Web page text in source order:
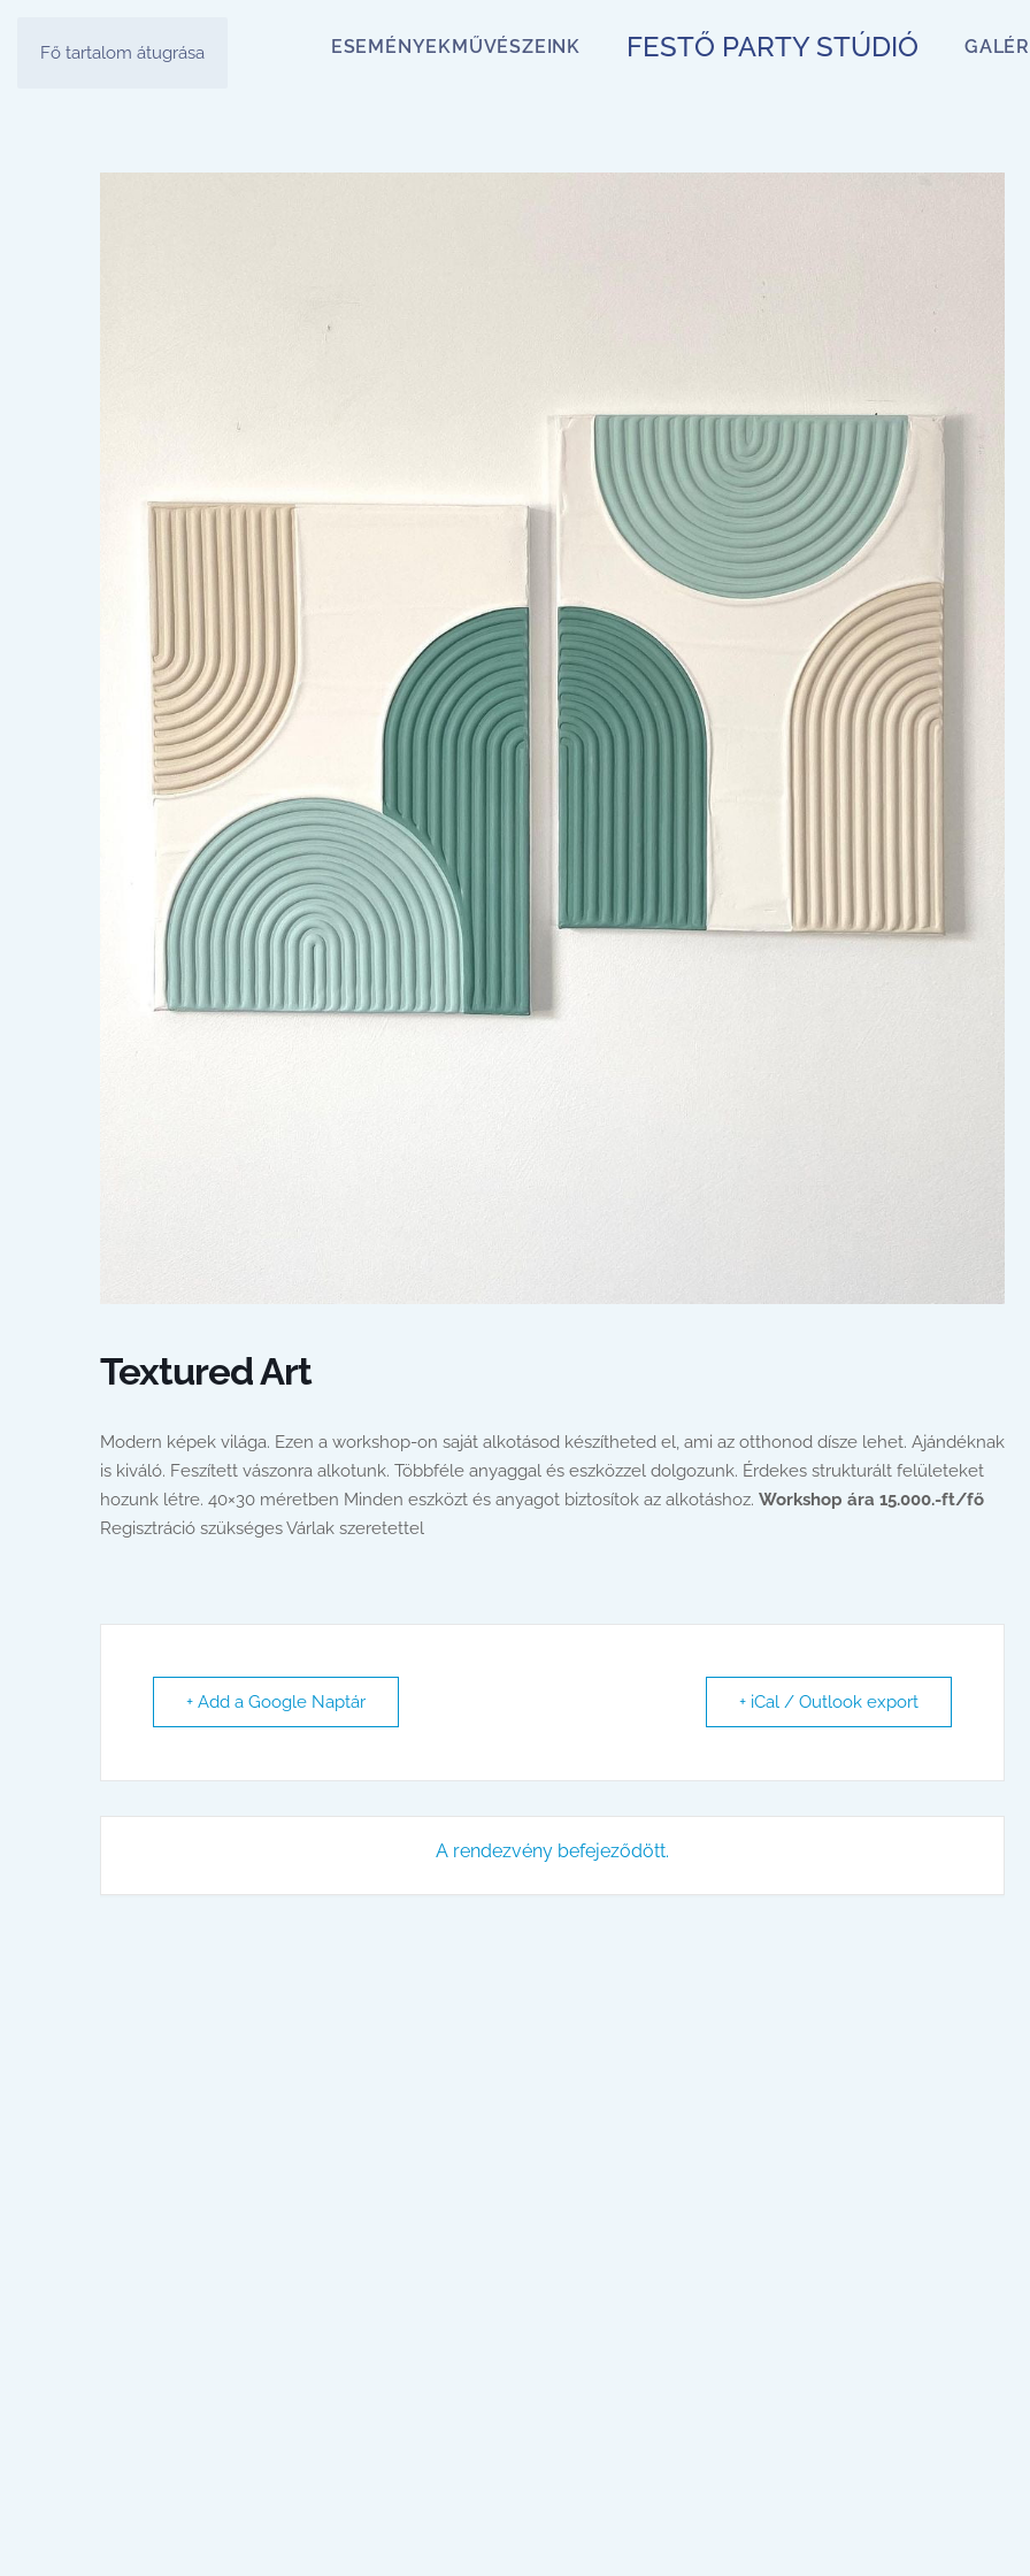
Fő tartalom átugrása ESEMÉNYEKMŰVÉSZEINK FESTŐ PARTY STÚDIÓ
Textured Art
Modern képek világa. Ezen a workshop-on saját alkotásod készítheted el, ami az otthonod dísze lehet. Ajándéknak
is kiváló. Feszített vászonra alkotunk. Többféle anyaggal és eszközzel dolgozunk. Érdekes strukturált felületeket
hozunk létre. 40×30 méretben Minden eszközt és anyagot biztosítok az alkotáshoz. Workshop ára 15.000.-ft/fő
Regisztráció szükséges Várlak szeretettel
+ Add a Google Naptár + iCal / Outlook export
A rendezvény befejeződött.